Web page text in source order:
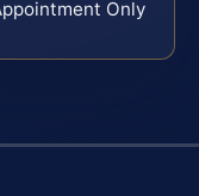
Only